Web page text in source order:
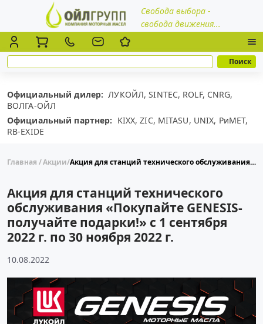
Свобода выбора -
свобода движения...
Официальный дилер: ЛУКОЙЛ,SINTEC, ROLF, CNRG,
ВОЛГА-ОЙЛ
Официальный партнер: KIXX,ZIC, MITASU, UNIX, РиМЕТ,
RB-EXIDE
Главная Акции Акция для станций технического обслуживания «Покупайте GENESIS- получайте подарки!» с 1 сентября 2022 г. по 30 ноября 2022 г.
Акция для станций технического
обслуживания «Покупайте GENESIS-
получайте подарки!» с 1 сентября
2022 г. по 30 ноября 2022 г.
10.08.2022